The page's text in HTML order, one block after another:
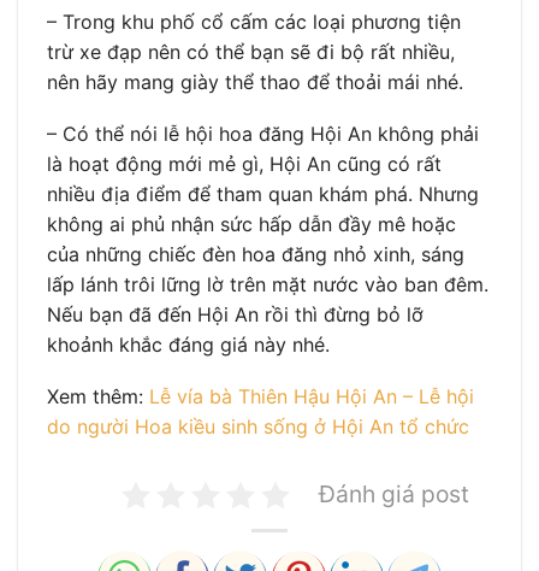
– Trong khu phố cổ cấm các loại phương tiện
trừ xe đạp nên có thể bạn sẽ đi bộ rất nhiều,
nên hãy mang giày thể thao để thoải mái nhé.
– Có thể nói lễ hội hoa đăng Hội An không phải
là hoạt động mới mẻ gì, Hội An cũng có rất
nhiều địa điểm để tham quan khám phá. Nhưng
không ai phủ nhận sức hấp dẫn đầy mê hoặc
của những chiếc đèn hoa đăng nhỏ xinh, sáng
lấp lánh trôi lững lờ trên mặt nước vào ban đêm.
Nếu bạn đã đến Hội An rồi thì đừng bỏ lỡ
khoảnh khắc đáng giá này nhé.
Xem thêm: Lễ vía bà Thiên Hậu Hội An – Lễ hội
do người Hoa kiều sinh sống ở Hội An tổ chức
Đánh giá post